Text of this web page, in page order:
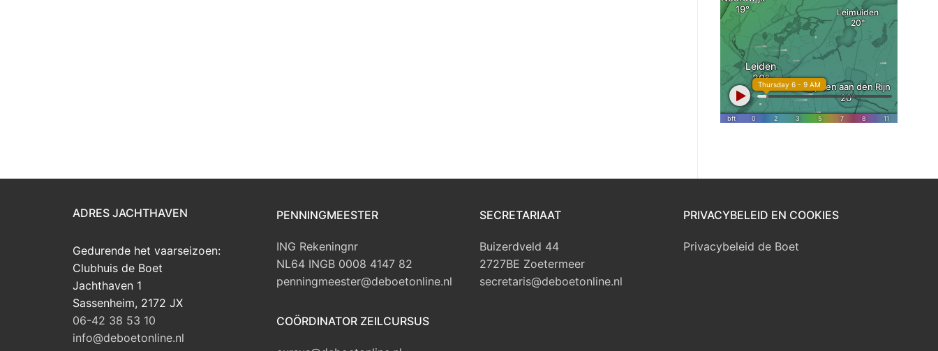
ADRES JACHTHAVEN
Gedurende het vaarseizoen:
Clubhuis de Boet
Jachthaven 1
Sassenheim, 2172 JX
06-42 38 53 10
info@deboetonline.nl
PENNINGMEESTER
ING Rekeningnr
NL64 INGB 0008 4147 82
penningmeester@deboetonline.nl
COÖRDINATOR ZEILCURSUS
SECRETARIAAT
Buizerdveld 44
2727BE Zoetermeer
secretaris@deboetonline.nl
PRIVACYBELEID EN COOKIES
Privacybeleid de Boet